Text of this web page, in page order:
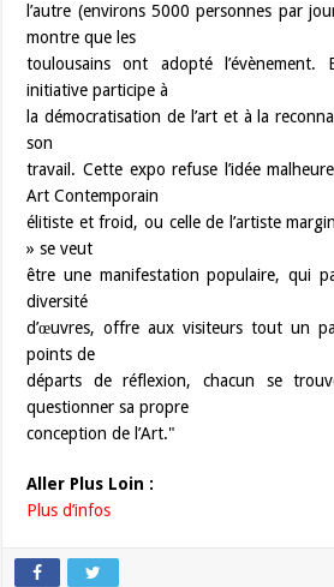
l’autre (environs 5000 personnes par
montre que les
toulousains ont adopté
initiative participe à
la démocratisation de l’art et à la
son
travail. Cette expo refuse l’idée
Art Contemporain
élitiste et froid, ou celle de l’artiste
» se veut
être une manifestation populaire, qui
diversité
d’œuvres, offre aux visiteurs tout un
points de
départs de réflexion, chacun se
questionner sa propre
conception de l’Art."
Aller Plus Loin :
Plus d’infos